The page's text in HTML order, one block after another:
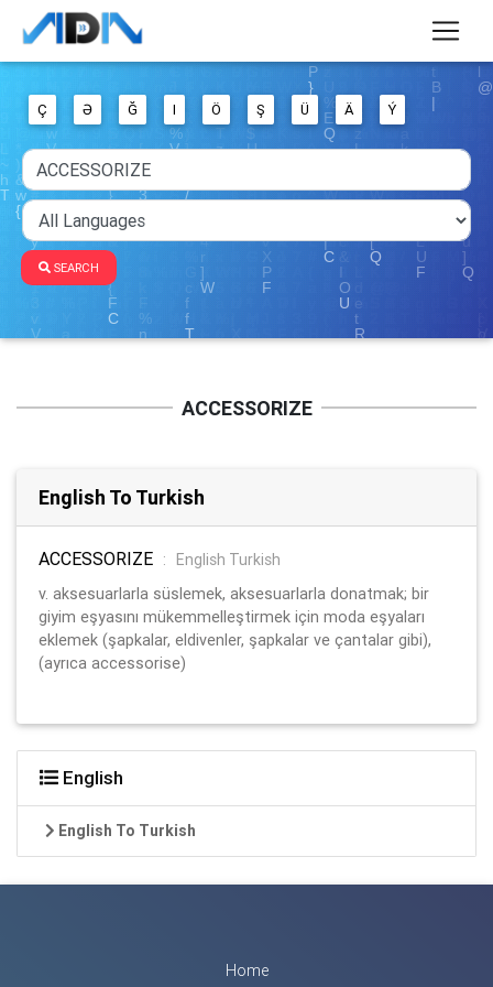
Ç Ə Ğ I Ö Ş Ü Ä Ý
SEARCH
ACCESSORIZE
English To Turkish
ACCESSORIZE :
English Turkish
v. aksesuarlarla süslemek, aksesuarlarla donatmak; bir
giyim eşyasını mükemmelleştirmek için moda eşyaları
eklemek (şapkalar, eldivenler, şapkalar ve çantalar gibi),
(ayrıca accessorise)
English
English To Turkish
Home